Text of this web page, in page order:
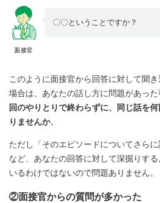
面接官
〇〇ということですか？
このように面接官から回答に対して聞
場合は、あなたの話し方に問題があった
回のやりとりで終わらずに、同じ話を
りませんか。
ただし「そのエピソードについてさらに
など、あなたの回答に対して深掘りす
いるわけではないので問題ありません。
②面接官からの質問が多かった